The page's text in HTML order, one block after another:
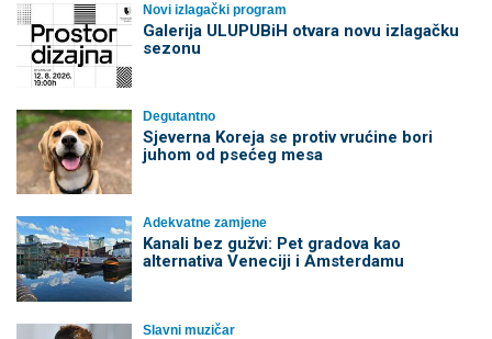
Novi izlagački program
Galerija ULUPUBiH otvara novu izlagačku
sezonu
Degutantno
Sjeverna Koreja se protiv vrućine bori
juhom od psećeg mesa
Adekvatne zamjene
Kanali bez gužvi: Pet gradova kao
alternativa Veneciji i Amsterdamu
Slavni muzičar